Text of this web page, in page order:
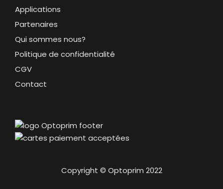
Applications
Partenaires
Qui sommes nous?
Politique de confidentialité
CGV
Contact
Copyright © Optoprim 2022